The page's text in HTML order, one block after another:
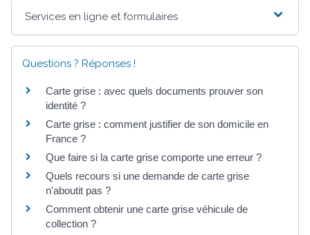
Services en ligne et formulaires
Questions ? Réponses !
Carte grise : avec quels documents prouver son
identité ?
Carte grise : comment justifier de son domicile en
France ?
Que faire si la carte grise comporte une erreur ?
Quels recours si une demande de carte grise
n'aboutit pas ?
Comment obtenir une carte grise véhicule de
collection ?